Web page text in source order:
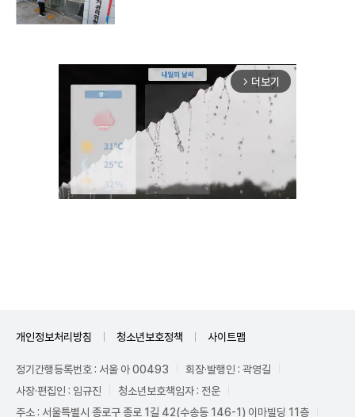
arrow_forward_ios 더보기
개인정보처리방침 청소년보호정책 사이트맵
정기간행등록번호 : 서울 아 00493
회장·발행인 : 곽영길
사장·편집인 : 임규진
청소년보호책임자 : 전운
주소 : 서울특별시 종로구 종로 1길 42(수송동 146-1) 이마빌딩 11층